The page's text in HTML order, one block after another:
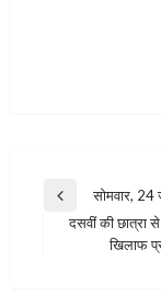
Post
navigation
Previous
Post
सोमवार,
दसवीं की छात्रा
खिलाफ